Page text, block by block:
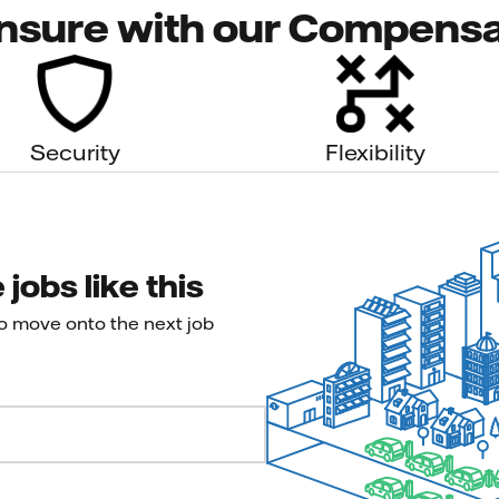
with our
Security Flexibility
jobs like this
move onto the next job